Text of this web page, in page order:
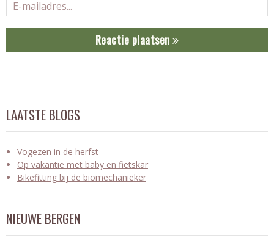
Reactie plaatsen
LAATSTE BLOGS
Vogezen in de herfst
Op vakantie met baby en fietskar
Bikefitting bij de biomechanieker
NIEUWE BERGEN